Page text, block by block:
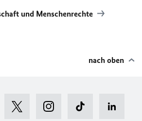
und Menschenrechte
nach oben